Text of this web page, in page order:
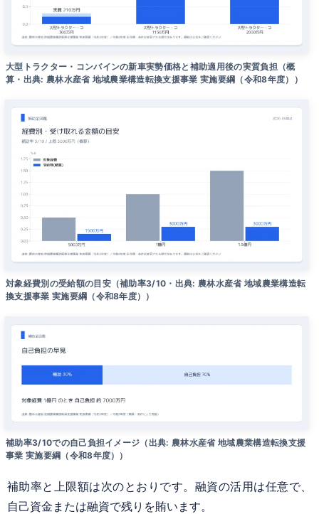
大型トラクター・コンバインの新車実勢価格と補助適用後の実質負担（概
算・出典: 農林水産省 地域農業構造転換支援事業 実施要綱（令和8年度））
対象経費別の受給額の目安（補助率3/10・出典: 農林水産省 地域農業構造転
換支援事業 実施要綱（令和8年度））
補助率3/10での自己負担イメージ（出典: 農林水産省 地域農業構造転換支援
事業 実施要綱（令和8年度））
補助率と上限額は次のとおりです。融資の活用は任意で、
自己資金または融資で残りを賄います。